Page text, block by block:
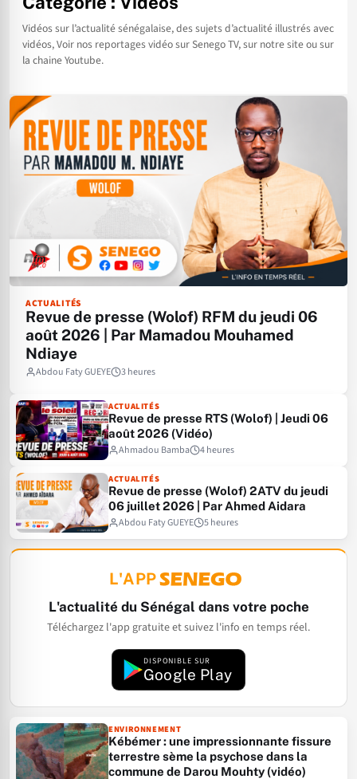
Vidéos sur l’actualité sénégalaise, des sujets d’actualité illustrés avec
vidéos, Voir nos reportages vidéo sur Senego TV, sur notre site ou sur
la chaine Youtube.
ACTUALITÉS
Revue de presse (Wolof) RFM du jeudi 06
août 2026 | Par Mamadou Mouhamed
Ndiaye
Abdou Faty GUEYE 3 heures
ACTUALITÉS
Revue de presse RTS (Wolof) | Jeudi 06
août 2026 (Vidéo)
Ahmadou Bamba
4 heures
ACTUALITÉS
Revue de presse (Wolof) 2ATV du jeudi
06 juillet 2026 | Par Ahmed Aidara
Abdou Faty GUEYE
5 heures
L'APP
L'actualité du Sénégal dans votre poche
Téléchargez l'app gratuite et suivez l'info en temps réel.
DISPONIBLE SUR
Google Play
ENVIRONNEMENT
Kébémer : une impressionnante fissure
terrestre sème la psychose dans la
commune de Darou Mouhty (vidéo)